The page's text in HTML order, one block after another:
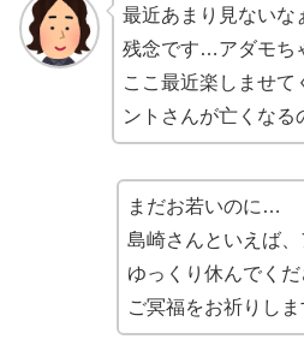
最近あまり見ない
残念です…アダモち
ここ最近楽しませて
ントさんが亡くな
まだお若いのに…
島崎さんといえば
ゆっくり休んでくだ
ご冥福をお祈りしま